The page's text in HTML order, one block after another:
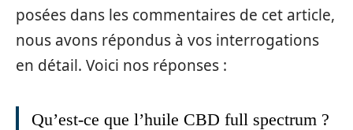
posées dans les commentaires de cet article,
nous avons répondus à vos interrogations
en détail. Voici nos réponses :
Qu’est-ce que l’huile CBD full spectrum ?